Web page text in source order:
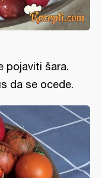
pojaviti šara.
da se ocede.